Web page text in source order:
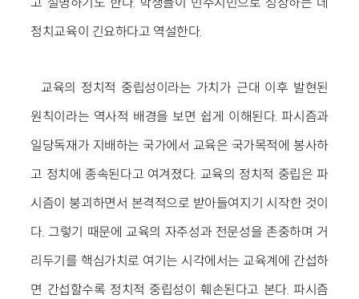
정치교육이 긴요하다고 역설한다.
교육의 정치적 중립성이라는 가치가 근대 이후 발현된
원칙이라는 역사적 배경을 보면 쉽게 이해된다. 파시즘과
일당독재가 지배하는 국가에서 교육은 국가목적에 봉사하
고 정치에 종속된다고 여겨졌다. 교육의 정치적 중립은 파
시즘이 붕괴하면서 본격적으로 받아들여지기 시작한 것이
다. 그렇기 때문에 교육의 자주성과 전문성을 존중하며 거
리두기를 핵심가치로 여기는 시각에서는 교육계에 간섭하
면 간섭할수록 정치적 중립성이 훼손된다고 본다. 파시즘